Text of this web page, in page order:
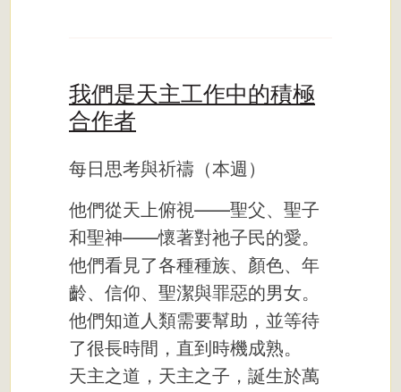
我們是天主工作中的積極
合作者
每日思考與祈禱（本週）
他們從天上俯視——聖父、聖子
和聖神——懷著對祂子民的愛。
他們看見了各種種族、顏色、年
齡、信仰、聖潔與罪惡的男女。
他們知道人類需要幫助，並等待
了很長時間，直到時機成熟。
天主之道，天主之子，誕生於萬